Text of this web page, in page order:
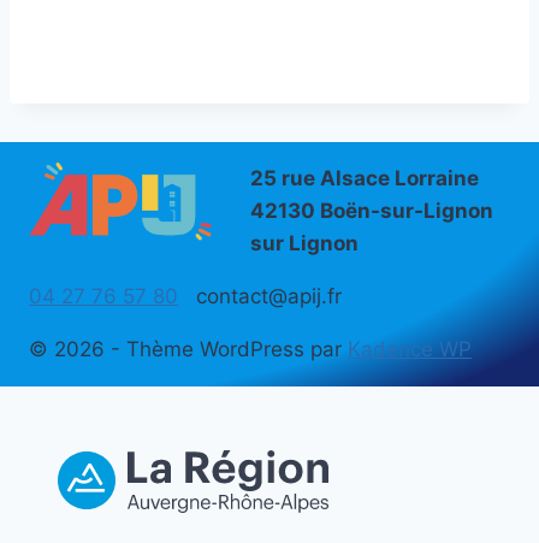
25 rue Alsace Lorraine
42130 Boën-sur-Lignon
sur Lignon
04 27 76 57 80 contact@apij.fr
© 2026 - Thème WordPress par Kadence WP